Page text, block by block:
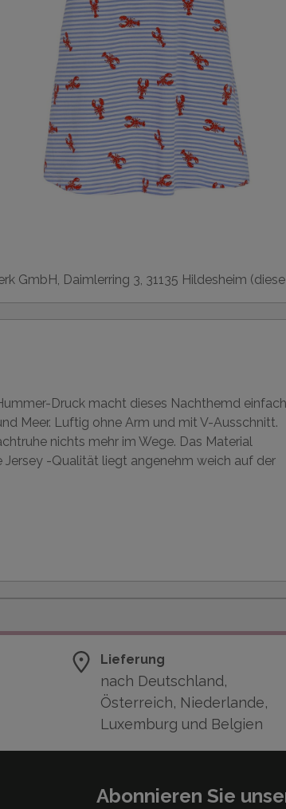
GmbH, Daimlerring 3, 31135 Hildesheim
Druck macht dieses Nachthemd einfach
Meer. Luftig ohne Arm und mit V-Ausschnitt.
nichts mehr im Wege. Das Material
-Qualität liegt angenehm weich auf der
Lieferung
nach Deutschland,
Österreich, Niederlande,
Luxemburg und Belgien
Abonnieren Sie